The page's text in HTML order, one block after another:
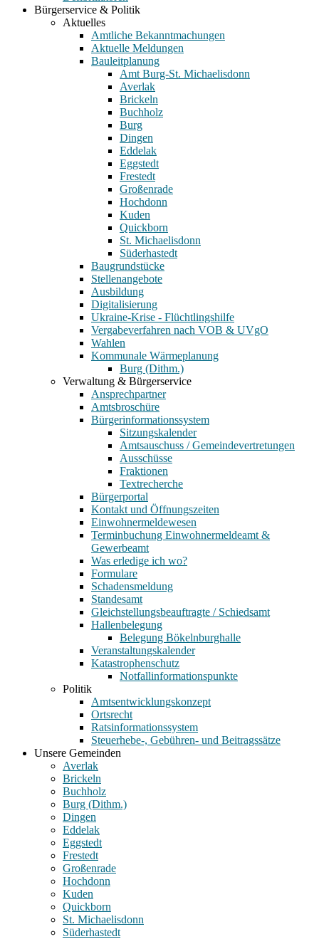
Bürgerservice & Politik
Aktuelles
Amtliche Bekanntmachungen
Aktuelle Meldungen
Bauleitplanung
Amt Burg-St. Michaelisdonn
Averlak
Brickeln
Buchholz
Burg
Dingen
Eddelak
Eggstedt
Frestedt
Großenrade
Hochdonn
Kuden
Quickborn
St. Michaelisdonn
Süderhastedt
Baugrundstücke
Stellenangebote
Ausbildung
Digitalisierung
Ukraine-Krise - Flüchtlingshilfe
Vergabeverfahren nach VOB & UVgO
Wahlen
Kommunale Wärmeplanung
Burg (Dithm.)
Verwaltung & Bürgerservice
Ansprechpartner
Amtsbroschüre
Bürgerinformationssystem
Sitzungskalender
Amtsauschuss / Gemeindevertretungen
Ausschüsse
Fraktionen
Textrecherche
Bürgerportal
Kontakt und Öffnungszeiten
Einwohnermeldewesen
Terminbuchung Einwohnermeldeamt &
Gewerbeamt
Was erledige ich wo?
Formulare
Schadensmeldung
Standesamt
Gleichstellungsbeauftragte / Schiedsamt
Hallenbelegung
Belegung Bökelnburghalle
Veranstaltungskalender
Katastrophenschutz
Notfallinformationspunkte
Politik
Amtsentwicklungskonzept
Ortsrecht
Ratsinformationssystem
Steuerhebe-, Gebühren- und Beitragssätze
Unsere Gemeinden
Averlak
Brickeln
Buchholz
Burg (Dithm.)
Dingen
Eddelak
Eggstedt
Frestedt
Großenrade
Hochdonn
Kuden
Quickborn
St. Michaelisdonn
Süderhastedt